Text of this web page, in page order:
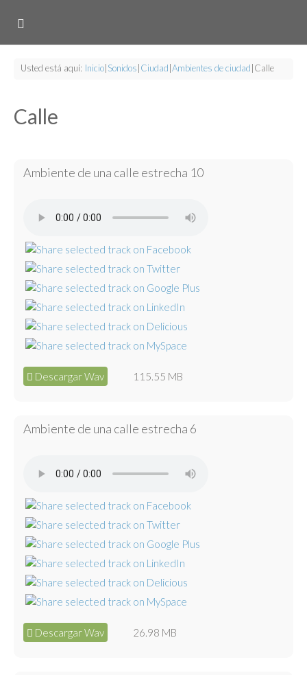
Usted está aquí: Inicio Sonidos Ciudad Ambientes de ciudad Calle
Calle
Ambiente de una calle estrecha 10
Descargar Wav 115.55 MB
Ambiente de una calle estrecha 6
Descargar Wav 26.98 MB